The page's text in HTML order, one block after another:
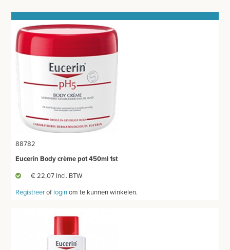
DESINFECTIE-REINIGING
THUISZORG
APPARATUUR EN DIAGNOSE
VERBRUIKSMATERIAAL
MEUBILAIR - INSTALLATIEMATERIAAL
INSTRUMENTEN - INOX GERIEF
PRODUCT NIET GEVONDEN?
88782
Eucerin Body crème pot 450ml 1st
€ 22,07 Incl. BTW
Registreerof loginom te kunnen winkelen.